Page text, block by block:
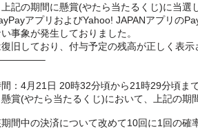
記の期間に懸賞(やたら当たるくじ)に当選
アプリおよびYahoo! JAPANアプリの
事象が発生しておりました。
旧しており、付与予定の残高が正しく表示
：4月21日 20時32分頃から21時29分頃ま
賞(やたら当たるくじ)において、上記の期
期間中の決済について改めて10回に1回の